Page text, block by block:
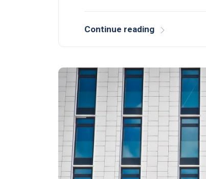
Continue reading